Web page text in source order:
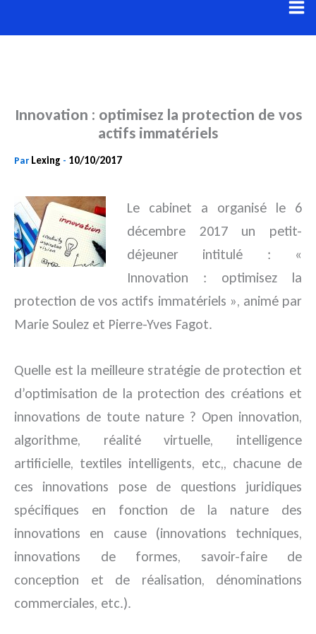
au
Innovation : optimisez la protection de vos
actifs immatériels
Par Lexing - 10/10/2017
Le cabinet a organisé le 6
décembre 2017 un petit-
déjeuner intitulé : «
Innovation : optimisez la
protection de vos actifs immatériels », animé par
Marie Soulez et Pierre-Yves Fagot.
Quelle est la meilleure stratégie de protection et
d’optimisation de la protection des créations et
innovations de toute nature ? Open innovation,
algorithme, réalité virtuelle, intelligence
artificielle, textiles intelligents, etc,, chacune de
ces innovations pose de questions juridiques
spécifiques en fonction de la nature des
innovations en cause (innovations techniques,
innovations de formes, savoir-faire de
conception et de réalisation, dénominations
commerciales, etc.).